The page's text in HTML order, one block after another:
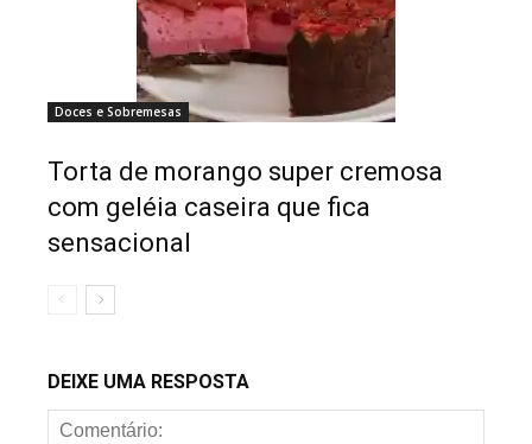
Doces e Sobremesas
Torta de morango super cremosa
com geléia caseira que fica
sensacional
DEIXE UMA RESPOSTA